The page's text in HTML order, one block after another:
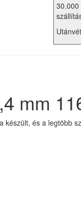
30.000
mm
és a legtöbb